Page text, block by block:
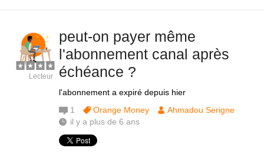
peut-on payer même
l'abonnement canal après
échéance ?
l'abonnement a expiré depuis hier
Lecteur
1 Orange Money
Ahmadou Serigne
il y a plus de 6 ans